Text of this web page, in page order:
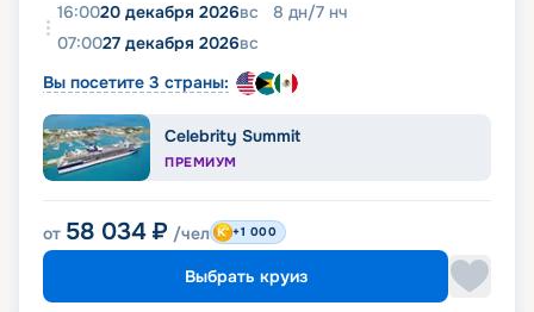
16:0020 декабря 2026вс 8 дн/7 нч
07:0027 декабря 2026вс
Вы посетите 3 страны:
Celebrity Summit
ПРЕМИУМ
от 58 034 ₽ /чел +1 000
Выбрать круиз